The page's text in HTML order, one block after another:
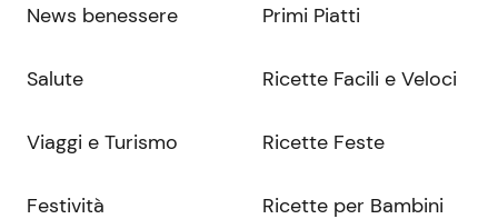
News benessere
Salute
Viaggi e Turismo
Festività
Primi Piatti
Ricette Facili e Veloci
Ricette Feste
Ricette per Bambini